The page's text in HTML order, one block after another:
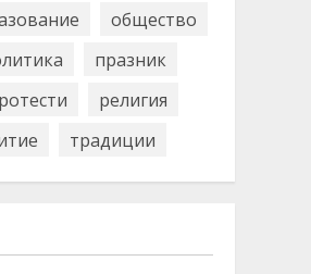
общество
празник
религия
традиции